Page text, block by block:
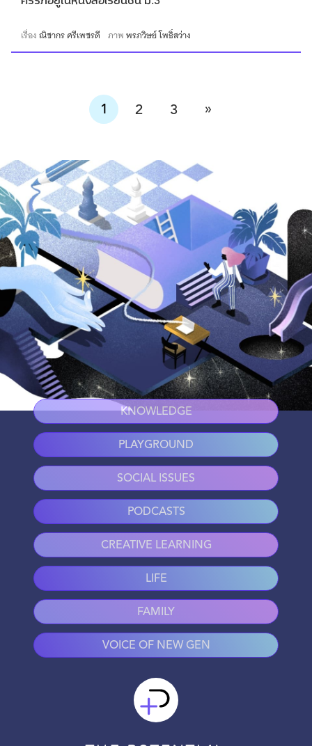
เรื่องณิชากร ศรีเพชรดี ภาพพรภวิษย์ โพธิ์สว่าง
1 2 3 »
KNOWLEDGE
PLAYGROUND
SOCIAL ISSUES
PODCASTS
CREATIVE LEARNING
LIFE
FAMILY
VOICE OF NEW GEN